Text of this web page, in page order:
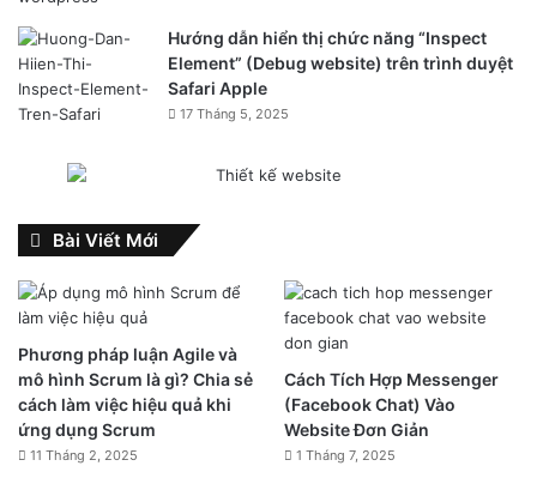
Hướng dẫn hiển thị chức năng “Inspect
Element” (Debug website) trên trình duyệt
Safari Apple
17 Tháng 5, 2025
Bài Viết Mới
Phương pháp luận Agile và
mô hình Scrum là gì? Chia sẻ
cách làm việc hiệu quả khi
ứng dụng Scrum
11 Tháng 2, 2025
Cách Tích Hợp Messenger
(Facebook Chat) Vào
Website Đơn Giản
1 Tháng 7, 2025